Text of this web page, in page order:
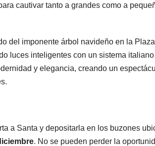
cautivar tanto a grandes como a
del imponente árbol navideño en la Plaza
luces inteligentes con un sistema
y elegancia, creando un
a Santa y depositarla en los buzones
. No se pueden perder la